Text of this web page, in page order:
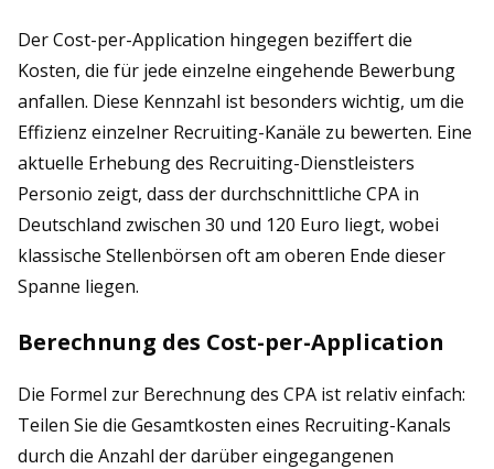
Der Cost-per-Application hingegen beziffert die
Kosten, die für jede einzelne eingehende Bewerbung
anfallen. Diese Kennzahl ist besonders wichtig, um die
Effizienz einzelner Recruiting-Kanäle zu bewerten. Eine
aktuelle Erhebung des Recruiting-Dienstleisters
Personio zeigt, dass der durchschnittliche CPA in
Deutschland zwischen 30 und 120 Euro liegt, wobei
klassische Stellenbörsen oft am oberen Ende dieser
Spanne liegen.
Berechnung des Cost-per-Application
Die Formel zur Berechnung des CPA ist relativ einfach:
Teilen Sie die Gesamtkosten eines Recruiting-Kanals
durch die Anzahl der darüber eingegangenen